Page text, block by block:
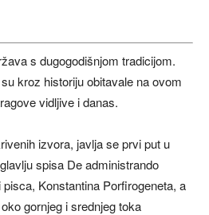
s dugogodišnjom tradicijom.
kroz historiju obitavale na ovom
vidljive i danas.
izvora, javlja se prvi put u
spisa De administrando
Konstantina Porfirogeneta, a
gornjeg i srednjeg toka